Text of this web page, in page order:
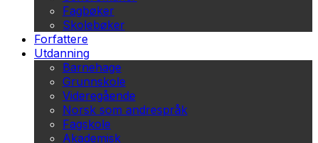
Fagbøker
Skolebøker
Forfattere
Utdanning
Barnehage
Grunnskole
Videregående
Norsk som andrespråk
Fagskole
Akademisk